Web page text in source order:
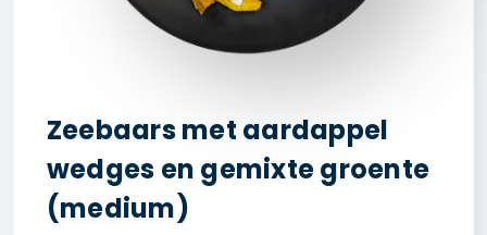
Zeebaars met aardappel
wedges en gemixte groente
(medium)